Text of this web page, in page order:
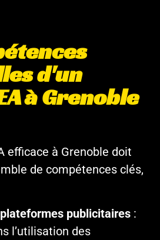
d'un
à Grenoble
efficace à Grenoble doit
de compétences clés,
publicitaires :
l’utilisation des